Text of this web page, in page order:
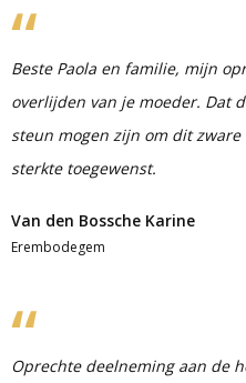
Beste Paola en familie, mijn
overlijden van je moeder. Dat
steun mogen zijn om dit zware
sterkte toegewenst.
Van den Bossche Karine
Erembodegem
Oprechte deelneming aan de